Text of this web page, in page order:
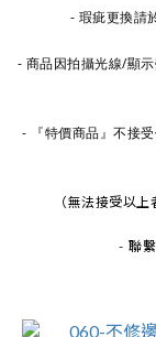
- 瑕疵更換請
- 商品因拍攝光線/顯
- 『特價商品』不接
（無法接受以
- 聯